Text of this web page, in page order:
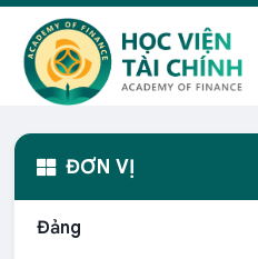
ĐƠN VỊ
Đảng